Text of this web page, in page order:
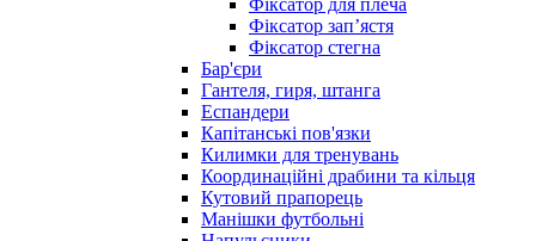
Фіксатор для плеча
Фіксатор запʼястя
Фіксатор стегна
Бар'єри
Гантеля, гиря, штанга
Еспандери
Капітанські пов'язки
Килимки для тренувань
Координаційні драбини та кільця
Кутовий прапорець
Манішки футбольні